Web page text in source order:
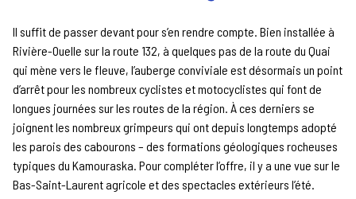
Il suffit de passer devant pour s’en rendre compte. Bien installée à
Rivière-Ouelle sur la route 132, à quelques pas de la route du Quai
qui mène vers le fleuve, l’auberge conviviale est désormais un point
d’arrêt pour les nombreux cyclistes et motocyclistes qui font de
longues journées sur les routes de la région. À ces derniers se
joignent les nombreux grimpeurs qui ont depuis longtemps adopté
les parois des cabourons – des formations géologiques rocheuses
typiques du Kamouraska. Pour compléter l’offre, il y a une vue sur le
Bas-Saint-Laurent agricole et des spectacles extérieurs l’été.